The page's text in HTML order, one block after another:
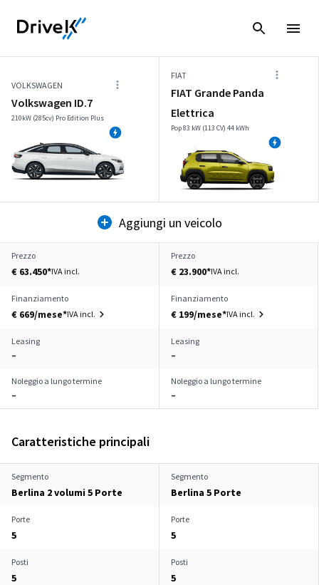
VOLKSWAGEN
Volkswagen ID.7
210kW (285cv) Pro Edition Plus
FIAT
FIAT Grande Panda
Elettrica
Pop 83 kW (113 CV) 44 kWh
Aggiungi un veicolo
Prezzo
€ 63.450*IVA incl.
Prezzo
€ 23.900*IVA incl.
Finanziamento
€ 669/mese*IVA incl.
Finanziamento
€ 199/mese*IVA incl.
Leasing
–
Leasing
–
Noleggio a lungo termine
–
Noleggio a lungo termine
–
Caratteristiche principali
Segmento
Berlina 2 volumi 5 Porte
Segmento
Berlina 5 Porte
Porte
5
Porte
5
Posti
5
Posti
5